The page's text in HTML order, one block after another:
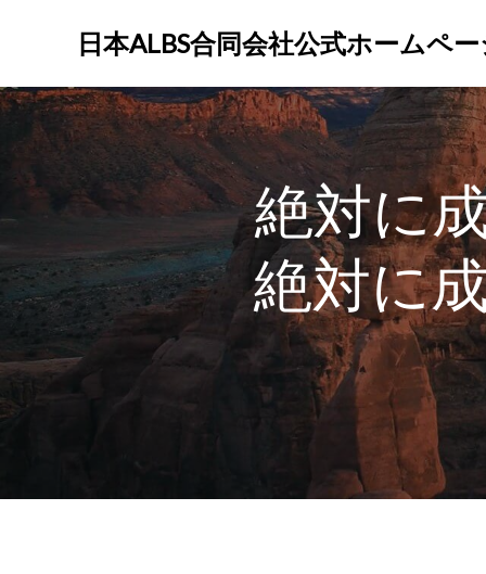
ン
ツ
ッ
日本ALBS合同会社公式ホームペ
絶対に
絶対に